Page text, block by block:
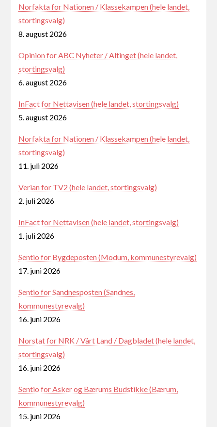
Norfakta for Nationen / Klassekampen (hele landet,
stortingsvalg)
8. august 2026
Opinion for ABC Nyheter / Altinget (hele landet,
stortingsvalg)
6. august 2026
InFact for Nettavisen (hele landet, stortingsvalg)
5. august 2026
Norfakta for Nationen / Klassekampen (hele landet,
stortingsvalg)
11. juli 2026
Verian for TV2 (hele landet, stortingsvalg)
2. juli 2026
InFact for Nettavisen (hele landet, stortingsvalg)
1. juli 2026
Sentio for Bygdeposten (Modum, kommunestyrevalg)
17. juni 2026
Sentio for Sandnesposten (Sandnes,
kommunestyrevalg)
16. juni 2026
Norstat for NRK / Vårt Land / Dagbladet (hele landet,
stortingsvalg)
16. juni 2026
Sentio for Asker og Bærums Budstikke (Bærum,
kommunestyrevalg)
15. juni 2026